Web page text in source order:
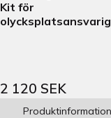
Kit för
olycksplatsansvarig
2 120 SEK
Produktinformation